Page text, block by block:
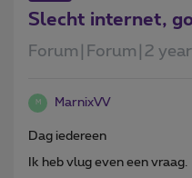
Slecht internet,
Forum|Forum|2
M MarnixVV
Dag iedereen
Ik heb vlug even een vraag.